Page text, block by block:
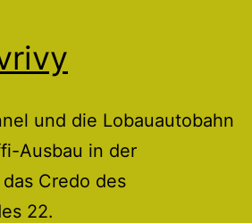
und die Lobauautobahn
Ausbau in der
Credo des
22.